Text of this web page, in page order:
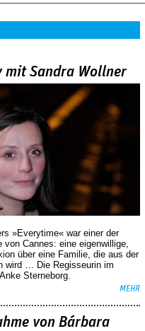
Sandra Wollner
»Everytime« war einer der
von Cannes: eine eigenwillige,
über eine ­Familie, die aus der
wird … Die Regisseurin im
Sterneborg.
MEHR
von Bárbara